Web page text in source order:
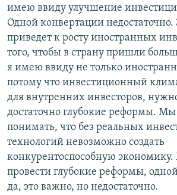
имею ввиду улучшение
Одной конвертации недостаточно.
приведет к росту иностранных
того, чтобы в страну пришли
я имею ввиду не только
потому что инвестиционный
для внутренних инвесторов,
достаточно глубокие реформы.
понимать, что без реальных
технологий невозможно создать
конкурентоспособную
провести глубокие реформы,
да, это важно, но недостаточно.